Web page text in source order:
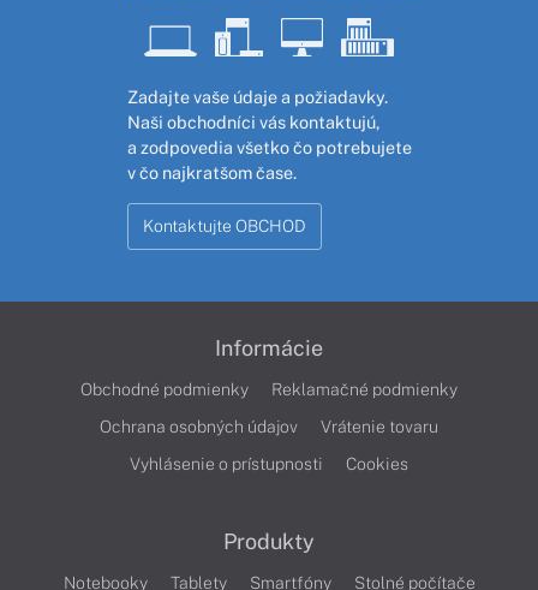
Zadajte vaše údaje a požiadavky.
Naši obchodníci vás kontaktujú,
a zodpovedia všetko čo potrebujete
v čo najkratšom čase.
Kontaktujte OBCHOD
Informácie
Obchodné podmienky
Reklamačné podmienky
Ochrana osobných údajov
Vrátenie tovaru
Vyhlásenie o prístupnosti
Cookies
Produkty
Notebooky Tablety Smartfóny
Stolné počítače